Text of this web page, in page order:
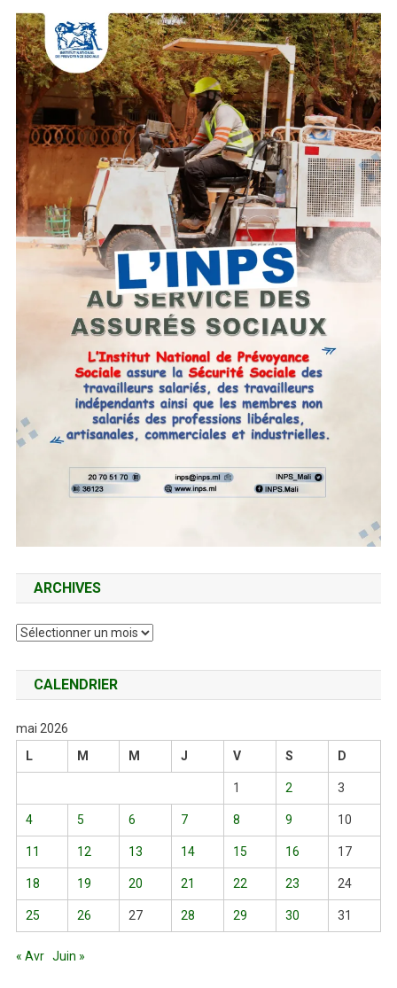
ARCHIVES
Archives
CALENDRIER
mai 2026
L
M M J V S D
1 2 3
4 5 6 7 8 9 10
11 12 13 14 15 16 17
18 19 20 21 22 23 24
25 26 27 28 29 30 31
« Avr Juin »